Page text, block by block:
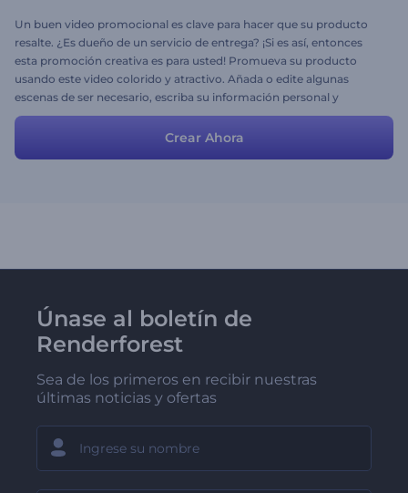
Un buen video promocional es clave para hacer que su producto
resalte. ¿Es dueño de un servicio de entrega? ¡Si es así, entonces
esta promoción creativa es para usted! Promueva su producto
usando este video colorido y atractivo. Añada o edite algunas
escenas de ser necesario, escriba su información personal y
desarrolle su compañía mediante la creatividad. Siéntase libre de
escoger la música que desea. ¡La variedad de escenas hace todo
posible!
Crear Ahora
Únase al boletín de
Renderforest
Sea de los primeros en recibir nuestras
últimas noticias y ofertas